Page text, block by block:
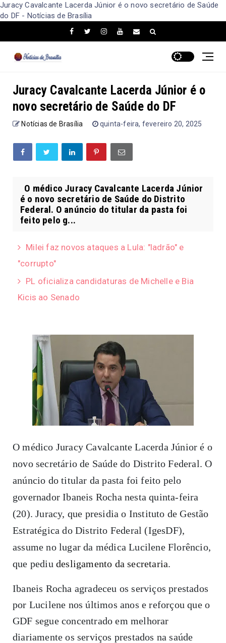
Juracy Cavalcante Lacerda Júnior é o novo secretário de Saúde
do DF - Notícias de Brasília
Juracy Cavalcante Lacerda Júnior é o
novo secretário de Saúde do DF
Notícias de Brasília quinta-feira, fevereiro 20, 2025
O médico Juracy Cavalcante Lacerda Júnior
é o novo secretário de Saúde do Distrito
Federal. O anúncio do titular da pasta foi
feito pelo g...
Milei faz novos ataques a Lula: "ladrão" e
"corrupto"
PL oficializa candidaturas de Michelle e Bia
Kicis ao Senado
O médico Juracy Cavalcante Lacerda Júnior é o
novo secretário de Saúde do Distrito Federal. O
anúncio do titular da pasta foi feito pelo
governador Ibaneis Rocha nesta quinta-feira
(20). Juracy, que presidia o Instituto de Gestão
Estratégica do Distrito Federal (IgesDF),
assume no lugar da médica Lucilene Florêncio,
que pediu desligamento da secretaria.
Ibaneis Rocha agradeceu os serviços prestados
por Lucilene nos últimos anos e reforçou que o
GDF segue concentrado em melhorar
diariamente os serviços prestados na saúde